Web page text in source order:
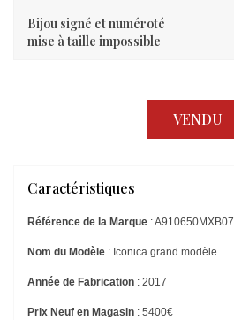
Bijou signé et numéroté
mise à taille impossible
VENDU
Caractéristiques
Référence de la Marque : A910650MXB07
Nom du Modèle : Iconica grand modèle
Année de Fabrication : 2017
Prix Neuf en Magasin : 5400€